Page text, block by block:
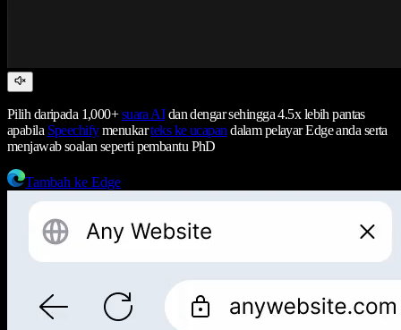
Pilih daripada 1,000+suara AIdan dengar sehingga 4.5x lebih pantas
apabila Speechifymenukarteks ke ucapan dalam pelayar Edge anda serta
menjawab soalan seperti pembantu PhD
Tambah ke Edge